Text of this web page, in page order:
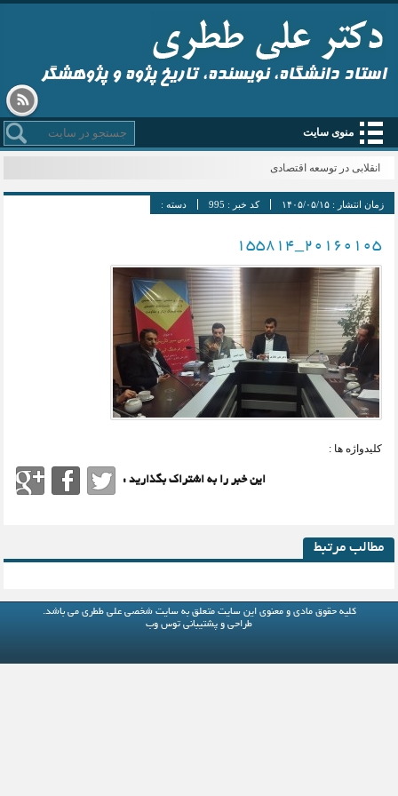
استاد دانشگاه، نویسنده، تاریخ پژوه و پژوهشگر
منوی سایت
انقلابی در توسعه اقتصادی
زمان انتشار :۱۴۰۵/۰۵/۱۵ کد خبر : 995 دسته :
۲۰۱۶۰۱۰۵_۱۵۵۸۱۴
کلیدواژه ها :
این خبر را به اشتراک بگذارید :
مطالب مرتبط
کلیه حقوق مادی و معنوی این سایت متعلق بهسایت شخصی علی ططری می باشد.
طراحی و پشتیبانی توس وب